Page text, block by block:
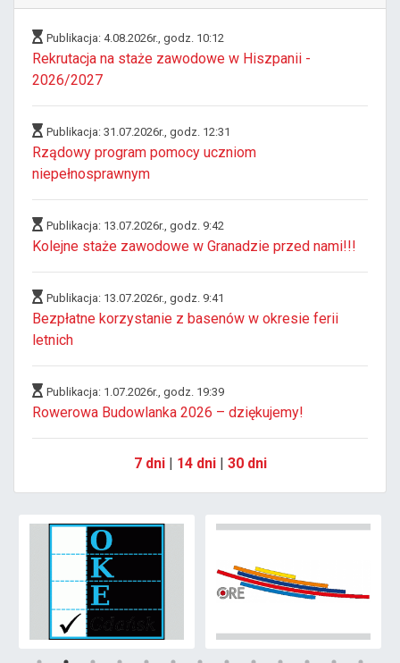
Publikacja: 4.08.2026r., godz. 10:12
Rekrutacja na staże zawodowe w Hiszpanii -
2026/2027
Publikacja: 31.07.2026r., godz. 12:31
Rządowy program pomocy uczniom
niepełnosprawnym
Publikacja: 13.07.2026r., godz. 9:42
Kolejne staże zawodowe w Granadzie przed nami!!!
Publikacja: 13.07.2026r., godz. 9:41
Bezpłatne korzystanie z basenów w okresie ferii
letnich
Publikacja: 1.07.2026r., godz. 19:39
Rowerowa Budowlanka 2026 – dziękujemy!
7 dni| 14 dni| 30 dni